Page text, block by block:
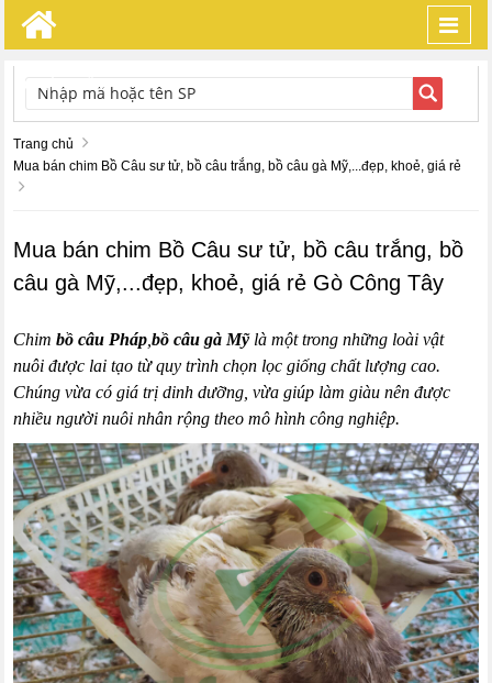
TÌM KIẾM
Trang chủ
Mua bán chim Bồ Câu sư tử, bồ câu trắng, bồ câu gà Mỹ,...đẹp, khoẻ, giá rẻ
Mua bán chim Bồ Câu sư tử, bồ câu trắng, bồ
câu gà Mỹ,...đẹp, khoẻ, giá rẻ Gò Công Tây
Chimbồ câu Pháp ,bồ câu gà Mỹlà một trong những loài vật
nuôi được lai tạo từ quy trình chọn lọc giống chất lượng cao.
Chúng vừa có giá trị dinh dưỡng, vừa giúp làm giàu nên được
nhiều người nuôi nhân rộng theo mô hình công nghiệp.